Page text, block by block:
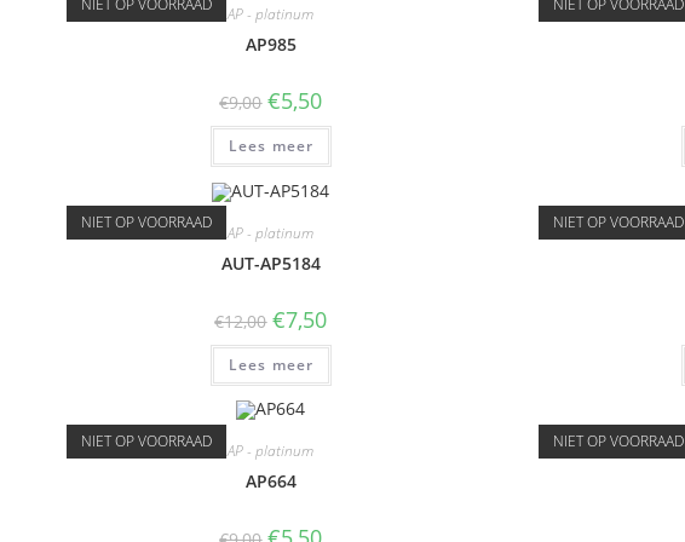
AP - platinum
AP985
€9,00 €5,50
Lees meer
NIET OP VOORRAAD AP - platinum
AUT-AP5184
€12,00 €7,50
Lees meer
NIET OP VOORRAAD
NIET OP VOORRAAD AP - platinum
AP664
NIET OP VOORRAAD